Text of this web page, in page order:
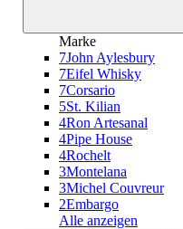
Marke
7John Aylesbury
7Eifel Whisky
7Corsario
5St. Kilian
4Ron Artesanal
4Pipe House
4Rochelt
3Montelana
3Michel Couvreur
2Embargo
Alle anzeigen